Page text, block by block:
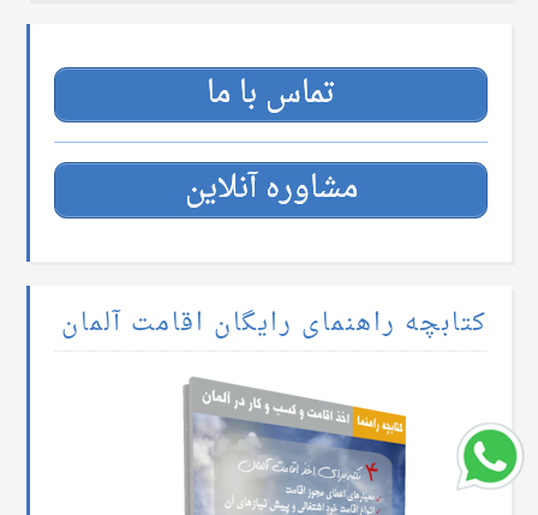
تماس با ما
مشاوره آنلاین
کتابچه راهنمای رایگان اقامت آلمان